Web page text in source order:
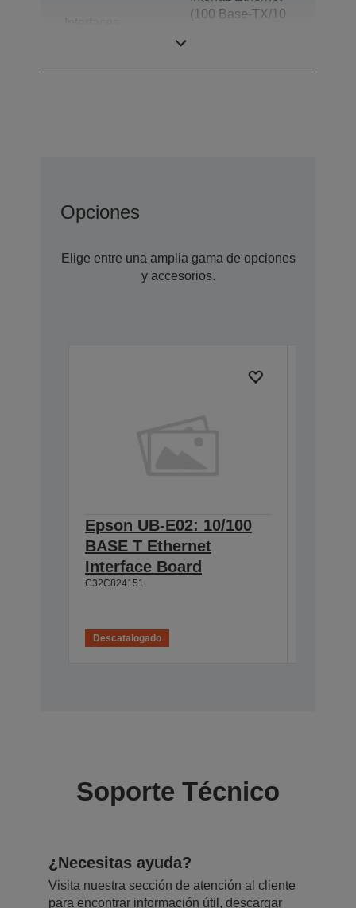
(100 Base-TX/10
Opciones
Elige entre una amplia gama de opciones
y accesorios.
Epson UB-E02: 10/100
BASE T Ethernet
Interface Board
C32C824151
Descatalogado
Soporte Técnico
¿Necesitas ayuda?
Visita nuestra sección de atención al cliente
para encontrar información útil, descargar